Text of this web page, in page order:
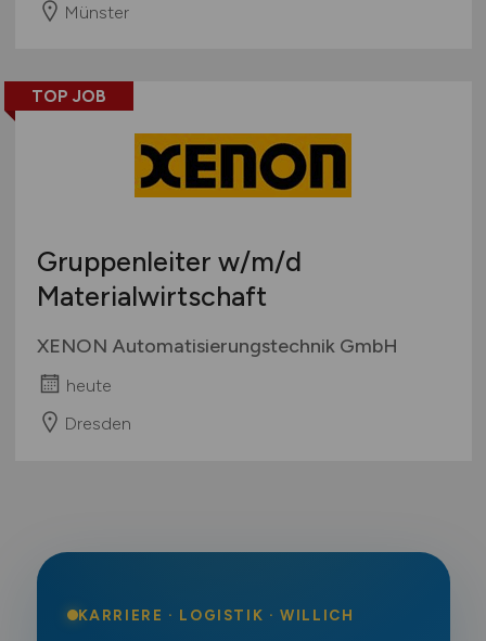
Münster
TOP JOB
Gruppenleiter w/m/d
Materialwirtschaft
XENON Automatisierungstechnik GmbH
heute
Dresden
KARRIERE · LOGISTIK · WILLICH